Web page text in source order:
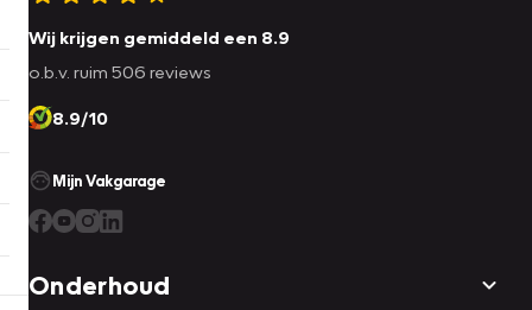
Wij krijgen gemiddeld een 8.9
o.b.v. ruim 506 reviews
8.9/10
Mijn Vakgarage
Onderhoud